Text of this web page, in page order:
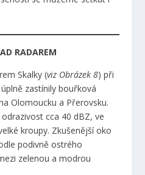
RADAREM
Skalky (viz Obrázek 8) při
zastínily bouřková
Olomoucku a Přerovsku.
cca 40 dBZ, ve
kroupy. Zkušenější oko
podivně ostrého
zelenou a modrou